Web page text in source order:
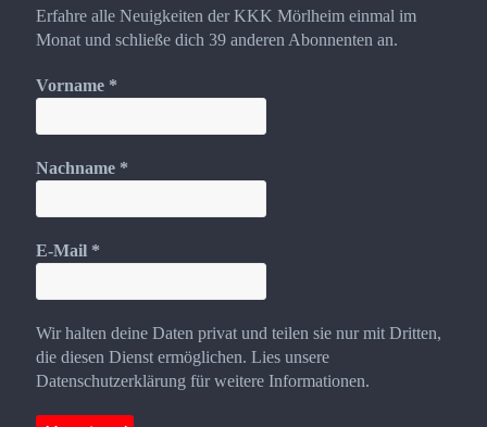
Erfahre alle Neuigkeiten der KKK Mörlheim einmal im
Monat und schließe dich 39 anderen Abonnenten an.
Vorname *
Nachname *
E-Mail *
Wir halten deine Daten privat und teilen sie nur mit Dritten,
die diesen Dienst ermöglichen. Lies unsere
Datenschutzerklärung für weitere Informationen.